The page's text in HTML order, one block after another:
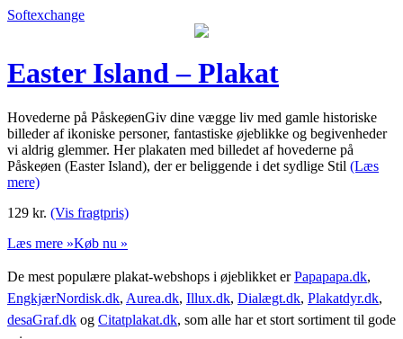
Softexchange
Easter Island – Plakat
Hovederne på PåskeøenGiv dine vægge liv med gamle historiske
billeder af ikoniske personer, fantastiske øjeblikke og begivenheder
vi aldrig glemmer. Her plakaten med billedet af hovederne på
Påskeøen (Easter Island), der er beliggende i det sydlige Stil (Læs
mere)
129 kr. (Vis fragtpris)
Læs mere »Køb nu »
De mest populære plakat-webshops i øjeblikket erPapapapa.dk,
EngkjærNordisk.dk, Aurea.dk, Illux.dk, Dialægt.dk, Plakatdyr.dk,
desaGraf.dk og Citatplakat.dk, som alle har et stort sortiment til gode